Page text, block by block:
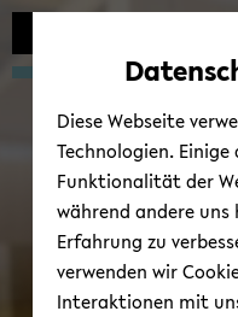
Diese Webseite
Technologien.
Funktionalität der
während andere uns
Erfahrung zu
verwenden wir
Interaktionen mit